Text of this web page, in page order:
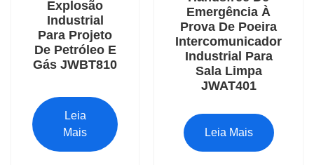
Explosão
Industrial
Para Projeto
De Petróleo E
Gás JWBT810
Leia
Mais
Emergência À
Prova De Poeira
Intercomunicador
Industrial Para
Sala Limpa
JWAT401
Leia Mais